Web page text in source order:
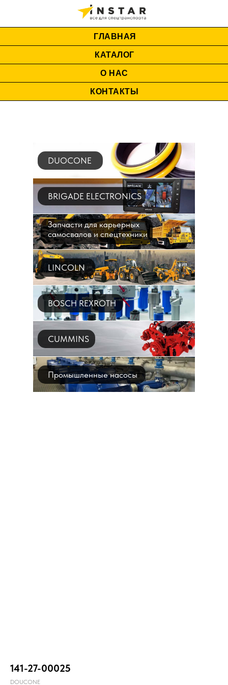
ГЛАВНАЯ
КАТАЛОГ
О НАС
КОНТАКТЫ
DUOCONE
BRIGADE ELECTRONICS
Запчасти для карьерных
самосвалов и спецтехники
LINCOLN
BOSCH REXROTH
CUMMINS
Промышленные насосы
141-27-00025
DOUCONE